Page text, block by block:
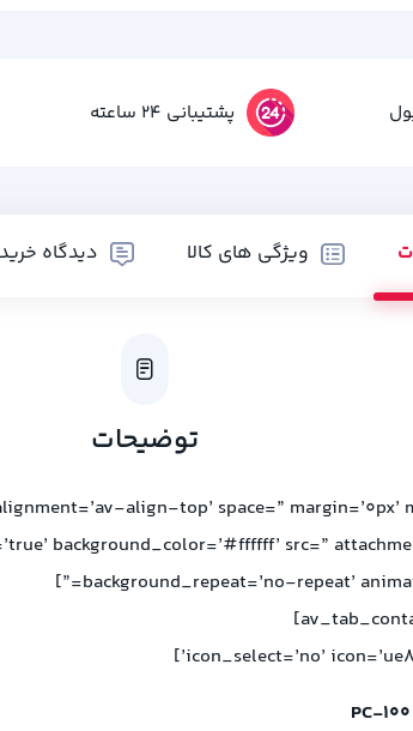
پشتیبانی 24 ساعته
ویژگی های کالا دیدگاه
توضیحات
align-top’ space=” margin=’0px’
background_color=’#ffffff’ src=”
background_repeat=’no-repeat’